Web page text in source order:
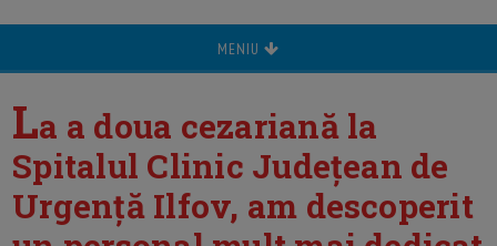
MENIU
La a doua cezariană la
Spitalul Clinic Judeţean de
Urgenţă Ilfov, am descoperit